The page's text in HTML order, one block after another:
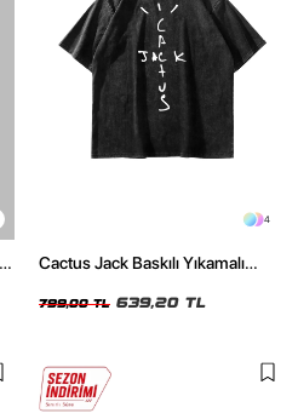
4
Cactus Jack Baskılı Yıkamalı
799,00 TL 639,20 TL